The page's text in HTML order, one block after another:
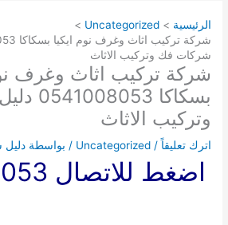
الرئيسية
Uncategorized
شركات فك وتركيب الاثاث
شركة تركيب اثاث وغرف
بسكاكا
وتركيب الاثاث
اترك تعليقاً /
Uncategorized / بواسطة
اضغط للاتصال 0541008053